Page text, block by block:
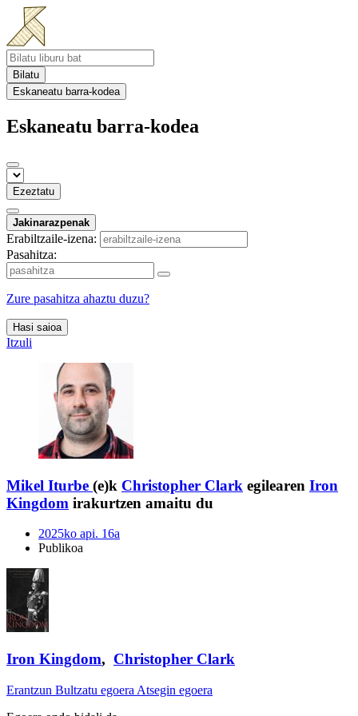
Bilatu
Eskaneatu barra-kodea
Eskaneatu barra-kodea
Ezeztatu
Jakinarazpenak
Erabiltzaile-izena:
Pasahitza:
Zure pasahitza ahaztu duzu?
Hasi saioa
Itzuli
Mikel Iturbe (e)k Christopher Clark egilearen Iron
Kingdom irakurtzen amaitu du
2025ko api. 16a
Publikoa
Iron Kingdom, Christopher Clark
Erantzun Bultzatu egoera Atsegin egoera